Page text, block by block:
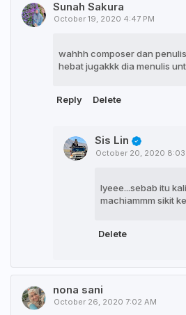
Sunah Sakura
October 19, 2020 4:47 PM
wahhh composer dan
hebat jugakkk dia menulis
Reply Delete
Sis Lin
October 20, 2020 8:03
Iyeee...sebab itu
machiammm sikit
Delete
nona sani
October 26, 2020 7:02 AM